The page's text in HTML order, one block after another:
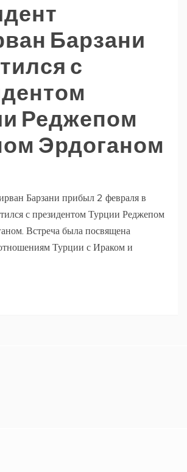
Барзани
с
Реджепом
Эрдоганом
Барзани прибыл 2 февраля в
с президентом Турции Реджепом
Встреча была посвящена
Турции с Ираком и